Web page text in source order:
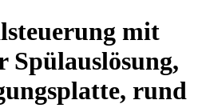
mit
Spülauslösung,
rund